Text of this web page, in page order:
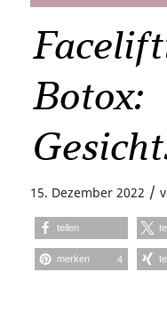
Botox:
15. Dezember 2022 /
teilen
merken 4